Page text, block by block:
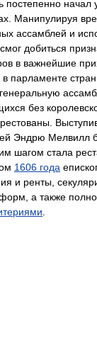
постепенно начал
Манипулируя
ассамблей и
добиться
в важнейшие
в парламенте
генеральную
без
Эндрю Мелвилл
шагом стала
1606 года
и ренты,
а также